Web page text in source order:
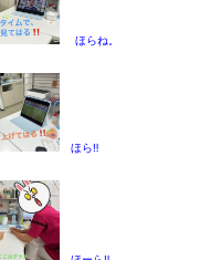
ほらね。
ほら‼